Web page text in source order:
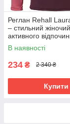
Реглан Rehall
– стильний
активного
В наявності
234 ₴ 2 340 ₴
Купити